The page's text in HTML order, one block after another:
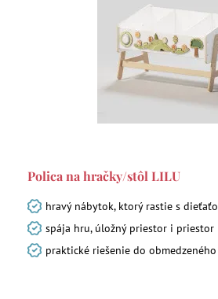
Polica na hračky/stôl LILU
hravý nábytok, ktorý rastie s
spája hru, úložný priestor i priestor
praktické riešenie do